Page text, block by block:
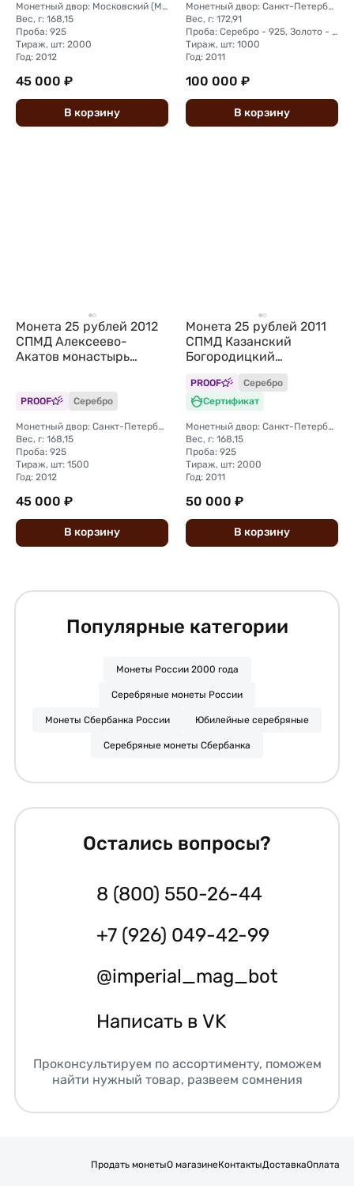
Монетный двор: Московский (ММД)
Вес, г: 168,15
Проба: 925
Тираж, шт: 2000
Год: 2012
45 000 ₽
В корзину
Монетный двор: Санкт-Петербургский (СПМД)
Вес, г: 172,91
Проба: Серебро - 925, Золото - 999
Тираж, шт: 1000
Год: 2011
100 000 ₽
В корзину
Монета 25 рублей 2012
СПМД Алексеево-
Акатов монастырь
PROOF Серебро
Монетный двор: Санкт-Петербургский (СПМД)
Вес, г: 168,15
Проба: 925
Тираж, шт: 1500
Год: 2012
45 000 ₽
В корзину
Монета 25 рублей 2011
СПМД Казанский
Богородицкий
монастырь
PROOF
Серебро
Сертификат
Монетный двор: Санкт-Петербургский (СПМД)
Вес, г: 168,15
Проба: 925
Тираж, шт: 2000
Год: 2011
50 000 ₽
В корзину
Популярные категории
Монеты России 2000 года
Серебряные монеты России
Монеты Сбербанка России Юбилейные серебряные
Серебряные монеты Сбербанка
Остались вопросы?
8 (800) 550-26-44
+7 (926) 049-42-99
@imperial_mag_bot
Написать в VK
Проконсультируем по ассортименту, поможем
найти нужный товар, развеем сомнения
Продать монетыО магазинеКонтактыДоставкаОплата